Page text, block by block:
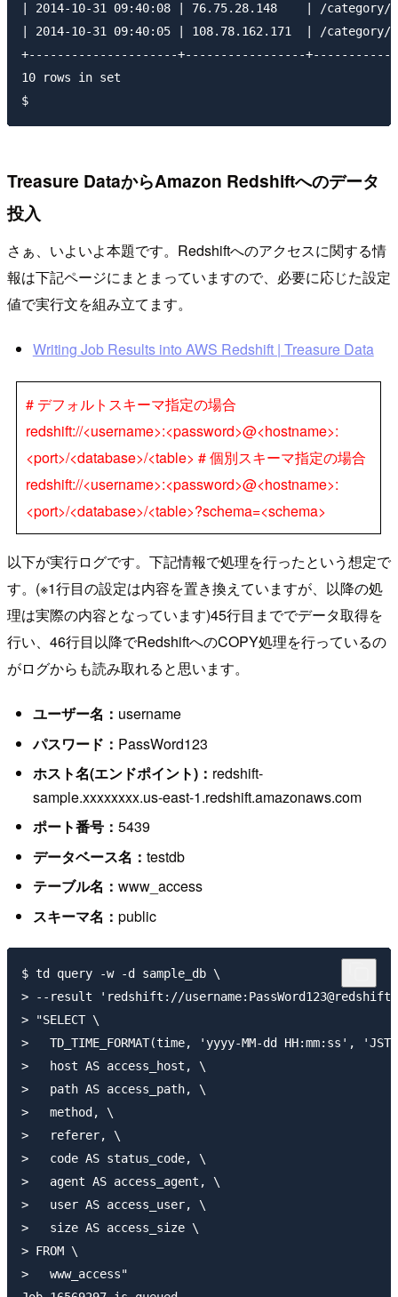
| 2014-10-31 09:40:08 | 76.75.28.148
| 2014-10-31 09:40:05 | 108.78.162.171
+---------------------+-----------------
10 rows in set
Treasure DataからAmazon Redshiftへのデータ
投入
さぁ、いよいよ本題です。Redshiftへのアクセスに関する情
報は下記ページにまとまっていますので、必要に応じた設定
値で実行文を組み立てます。
Writing Job Results into AWS Redshift | Treasure Data
# デフォルトスキーマ指定の場合
redshift://<username>:<password>@<hostname>:
<port>/<database>/<table> # 個別スキーマ指定の場合
redshift://<username>:<password>@<hostname>:
<port>/<database>/<table>?schema=<schema>
以下が実行ログです。下記情報で処理を行ったという想定で
す。(※1行目の設定は内容を置き換えていますが、以降の処
理は実際の内容となっています)45行目まででデータ取得を
行い、46行目以降でRedshiftへのCOPY処理を行っているの
がログからも読み取れると思います。
ユーザー名： username
パスワード： PassWord123
ホスト名(エンドポイント)： redshift-
sample.xxxxxxxx.us-east-1.redshift.amazonaws.com
ポート番号： 5439
データベース名： testdb
テーブル名： www_access
スキーマ名： public
$ td query -w -d sample_db \
> --result 'redshift://username:PassWord123@redshift-
> "SELECT \
>   TD_TIME_FORMAT(time, 'yyyy-MM-dd HH:mm:ss',
>   host AS access_host, \
>   path AS access_path, \
>   method, \
>   referer, \
>   code AS status_code, \
>   agent AS access_agent, \
>   user AS access_user, \
>   size AS access_size \
> FROM \
>   www_access"